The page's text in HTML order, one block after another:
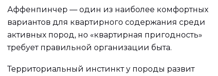
Аффенпинчер — один из наиболее комфортных
вариантов для квартирного содержания среди
активных пород, но «квартирная пригодность»
требует правильной организации быта.
Территориальный инстинкт у породы развит